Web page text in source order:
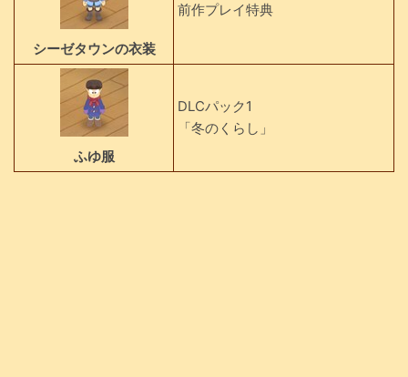
シーゼタウンの衣装
前作プレイ特典
ふゆ服
DLCパック1
「冬のくらし」